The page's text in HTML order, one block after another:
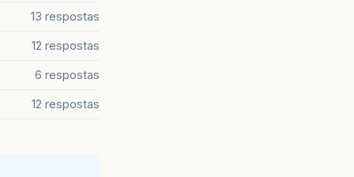
13 respostas
12 respostas
6 respostas
12 respostas